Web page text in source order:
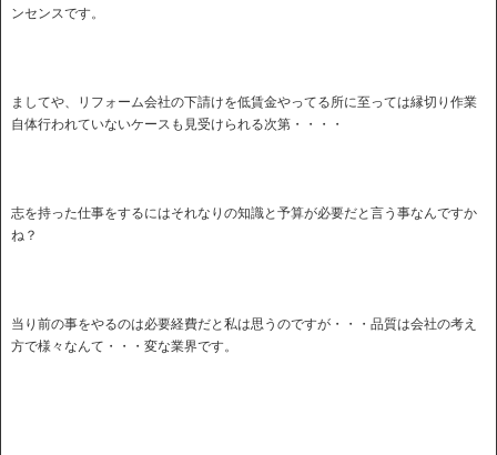
ンセンスです。
ましてや、リフォーム会社の下請けを低賃金やってる所に至っては縁切り作業
自体行われていないケースも見受けられる次第・・・・
志を持った仕事をするにはそれなりの知識と予算が必要だと言う事なんですか
ね？
当り前の事をやるのは必要経費だと私は思うのですが・・・品質は会社の考え
方で様々なんて・・・変な業界です。